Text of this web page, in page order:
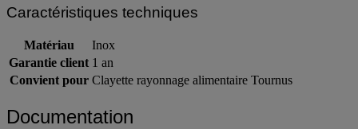
Caractéristiques techniques
Matériau
Inox
Garantie client 1 an
Convient pour Clayette rayonnage alimentaire Tournus
Documentation